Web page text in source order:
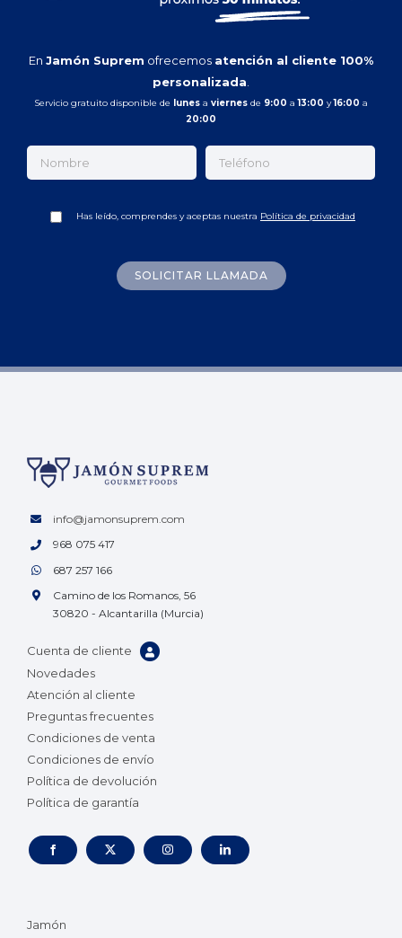
En Jamón Suprem ofrecemos atención al cliente 100%
personalizada
Servicio gratuito disponible de lunes a viernes de 9:00 a13:00 y16:00 a
20:00
Has leído, comprendes y aceptas nuestra Política de privacidad
info@jamonsuprem.com
968 075 417
687 257 166
Camino de los Romanos, 56
30820 - Alcantarilla (Murcia)
Cuenta de cliente
Novedades
Atención al cliente
Preguntas frecuentes
Condiciones de venta
Condiciones de envío
Política de devolución
Política de garantía
Jamón